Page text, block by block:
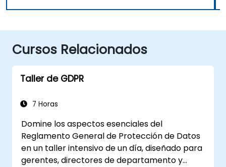
Cursos Relacionados
Taller de GDPR
7 Horas
Domine los aspectos esenciales del
Reglamento General de Protección de Datos
en un taller intensivo de un día, diseñado para
gerentes, directores de departamento y